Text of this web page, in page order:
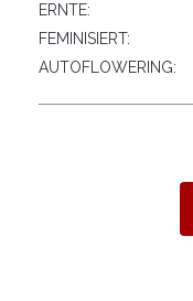
ERNTE:
FEMINISIERT:
AUTOFLOWERING: